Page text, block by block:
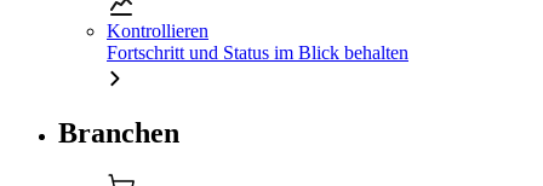
Kontrollieren
Fortschritt und Status im Blick behalten
Branchen